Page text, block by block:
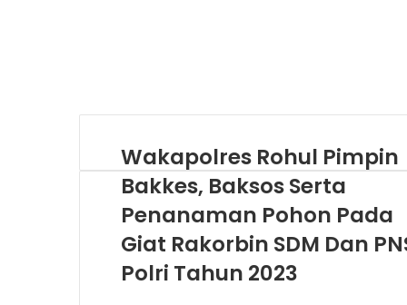
Wakapolres Rohul Pimpin
Bakkes, Baksos Serta
Penanaman Pohon Pada
Giat Rakorbin SDM Dan
Polri Tahun 2023